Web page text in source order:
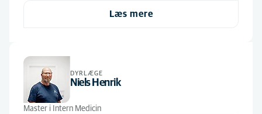
Læs mere
DYRLÆGE
Niels Henrik
Master i Intern Medicin